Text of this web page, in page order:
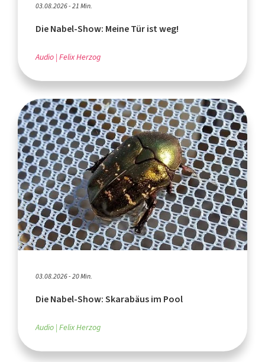
03.08.2026 - 21 Min.
Die Nabel-Show: Meine Tür ist weg!
Audio Felix Herzog
03.08.2026 - 20 Min.
Die Nabel-Show: Skarabäus im Pool
Audio Felix Herzog